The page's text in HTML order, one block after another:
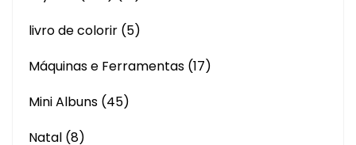
livro de colorir (5)
Máquinas e Ferramentas (17)
Mini Albuns (45)
Natal (8)